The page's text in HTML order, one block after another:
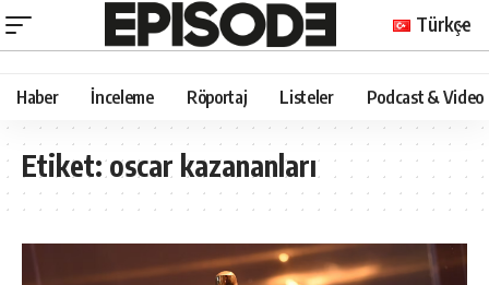
Türkçe
Haber İnceleme Röportaj Listeler Podcast & Video
Etiket:oscar kazananları